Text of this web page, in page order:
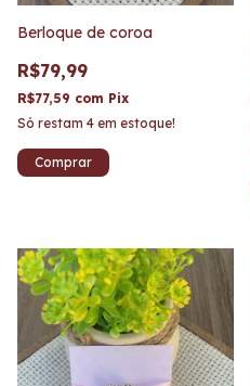
Berloque de coroa
R$79,99
R$77,59 com Pix
Só restam 4 em estoque!